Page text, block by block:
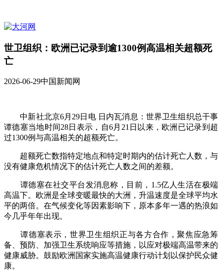
世卫组织：欧洲已记录到逾1300例高温相关超额死
亡
2026-06-29中国新闻网
中新社北京6月29日电 日内瓦消息：世界卫生组织总干事
谭德塞当地时间28日表示，自6月21日以来，欧洲已记录到超
过1300例与高温相关的超额死亡。
超额死亡数指特定地点和特定时期内的估计死亡人数，与
没有健康危机情况下的估计死亡人数之间的差额。
谭德塞在社交平台发消息称，目前，1.5亿人生活在极端
高温下。欧洲是全球变暖最快的大洲，升温速度是全球平均水
平的两倍。在气候变化等因素影响下，原本多年一遇的热浪如
今几乎年年出现。
谭德塞表示，世界卫生组织正与各方合作，聚焦应急筹
备、预防、加强卫生系统响应等措施，以应对极端高温带来的
健康威胁。鼓励欧洲国家实施高温健康行动计划以保护民众健
康。